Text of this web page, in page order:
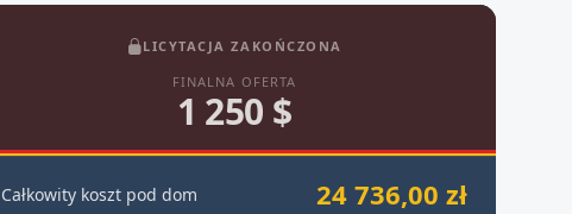
LICYTACJA ZAKOŃCZONA
FINALNA OFERTA
1 250 $
Całkowity koszt pod dom 24 736,00 zł